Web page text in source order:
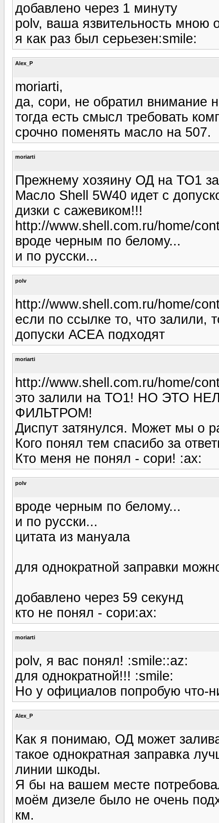
добавлено через 1 минуту
polv, ваша язвительность мною
я как раз был серьезен:smile:
Alex_P
moriarti,
да, сори, не обратил внимание
тогда есть смысл требовать
срочно поменять масло на 507.
moriarti
Прежнему хозяину ОД на ТО1
Масло Shell 5W40 идет с
дизки с сажевиком!!!
http://www.shell.com.ru/home/
вроде черным по белому...
и по русски...
polv
http://www.shell.com.ru/home/
если по ссылке то, что залили,
допуски АСЕА подходят
moriarti
http://www.shell.com.ru/home/
это залили на ТО1! НО ЭТО
ФИЛЬТРОМ!
Диспут затянулся. Может мы о
Кого понял тем спасибо за
Кто меня не понял - сори! :ax:
polv
вроде черным по белому...
и по русски...
цитата из мануала
для однократной заправки
добавлено через 59 секунд
кто не понял - сори:ax:
moriarti
polv, я вас понял! :smile::az:
для однократной!!! :smile:
Но у официалов попробую что-
Alex_P
Как я понимаю, ОД может
такое однократная заправка
линии шкоды.
Я бы на вашем месте
моём дизеле было не очень
км.